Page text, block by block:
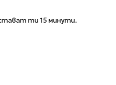
ти 15 минути.